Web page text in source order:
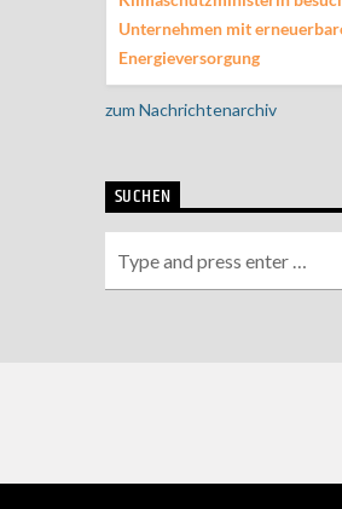
Unternehmen mit
Energieversorgung
zum Nachrichtenarchiv
SUCHEN